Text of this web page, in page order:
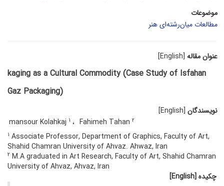
موضوعات
مطالعات میان‌رشته‌ای هنر
عنوان مقاله [English]
kaging as a Cultural Commodity (Case Study of Isfahan
Gaz Packaging)
نویسندگان [English]
mansour Kolahkaj 1 Fahimeh Tahan 2
1 Associate Professor, Department of Graphics, Faculty of Art,
Shahid Chamran University of Ahvaz. Ahwaz, Iran
2 M.A graduated in Art Research, Faculty of Art, Shahid Chamran
University of Ahvaz, Ahvaz, Iran
چکیده [English]